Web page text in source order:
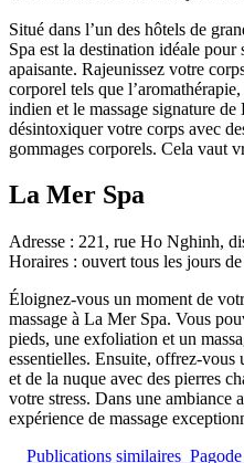
Situé dans l’un des hôtels de
Spa est la destination idéale
apaisante. Rajeunissez votre
corporel tels que
indien et le massage signature
désintoxiquer votre corps avec
gommages corporels. Cela vaut
La Mer Spa
Adresse : 221, rue Ho Nghinh,
Horaires : ouvert tous les jours
Éloignez-vous un moment de
massage à La Mer Spa. Vous
pieds, une exfoliation et un
essentielles. Ensuite, offrez-vous
et de la nuque avec des pierres
votre stress. Dans une ambiance
expérience de massage
Publications similaires